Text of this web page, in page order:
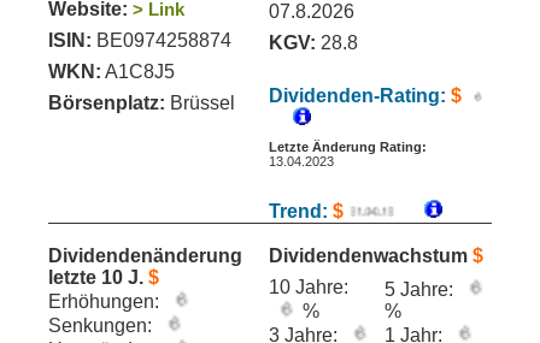
Website: > Link
ISIN: BE0974258874
WKN: A1C8J5
Börsenplatz: Brüssel
07.8.2026
KGV: 28.8
Dividenden-Rating: $
Letzte Änderung Rating:
13.04.2023
Trend: $
Dividendenänderung
letzte 10 J. $
Erhöhungen:
Senkungen:
Dividendenwachstum $
10 Jahre:
%
5 Jahre:
%
3 Jahre:
1 Jahr: